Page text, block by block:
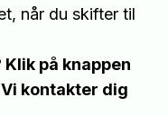
når du skifter til
på knappen
kontakter dig